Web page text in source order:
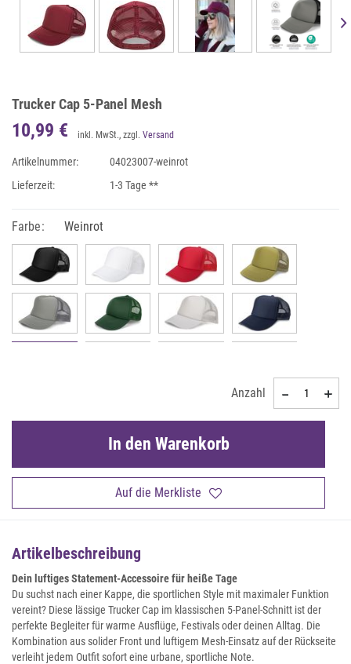
Trucker Cap 5-Panel Mesh
10,99 € inkl. MwSt., zzgl. Versand
Artikelnummer:
04023007-weinrot
Lieferzeit:
1-3 Tage **
Farbe: Weinrot
Anzahl
Auf die Merkliste
In den Warenkorb
Artikelbeschreibung
Dein luftiges Statement-Accessoire für heiße Tage
Du suchst nach einer Kappe, die sportlichen Style mit maximaler Funktion
vereint? Diese lässige Trucker Cap im klassischen 5-Panel-Schnitt ist der
perfekte Begleiter für warme Ausflüge, Festivals oder deinen Alltag. Die
Kombination aus solider Front und luftigem Mesh-Einsatz auf der Rückseite
verleiht jedem Outfit sofort eine urbane, sportliche Note.